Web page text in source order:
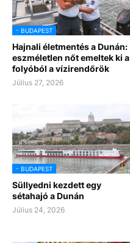
- BUDAPEST
Hajnali életmentés a Dunán:
eszméletlen nőt emeltek ki a
folyóból a vízirendőrök
Július 27, 2026
- BUDAPEST
Süllyedni kezdett egy
sétahajó a Dunán
Július 24, 2026